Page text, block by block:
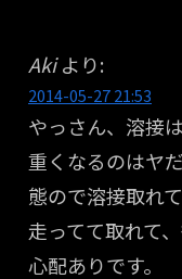
Aki より:
2014-05-27 21:53
やっさん、溶接
重くなるのはヤ
態ので溶接取れ
走ってて取れて
心配ありです。